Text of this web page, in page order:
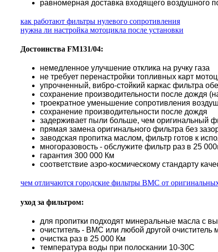
равномерная доставка входящего воздушного
как работают фильтры нулевого сопротивления
нужна ли настройка мотоцикла после установки
Достоинства FM131/04:
немедленное улучшение отклика на ручку газа
не требует перенастройки топливных карт
упрочненный, вибро-стойкий каркас фильтра
сохранение производительности после дождя
троекратное уменьшение сопротивления
сохранение производительности после дождя
задерживает пыли больше, чем оригинальный
прямая замена оригинального фильтра без
заводская пропитка маслом, фильтр готов к
многоразовость - обслужите фильтр раз в 25
гарантия 300 000 Км
соответствие аэро-космическому стандарту
чем отличаются городские фильтры BMC от
уход за фильтром:
для пропитки подходят минеральные масла с
очиститель - BMC или любой другой
очистка раз в 25 000 Км
температура воды при полоскании 10-30С